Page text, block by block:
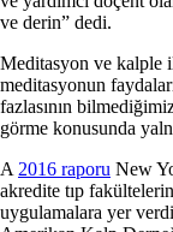
ve derin” dedi.
Meditasyon ve kalple
meditasyonun
fazlasının
görme konusunda
A 2016 raporu New
akredite tıp
uygulamalara yer